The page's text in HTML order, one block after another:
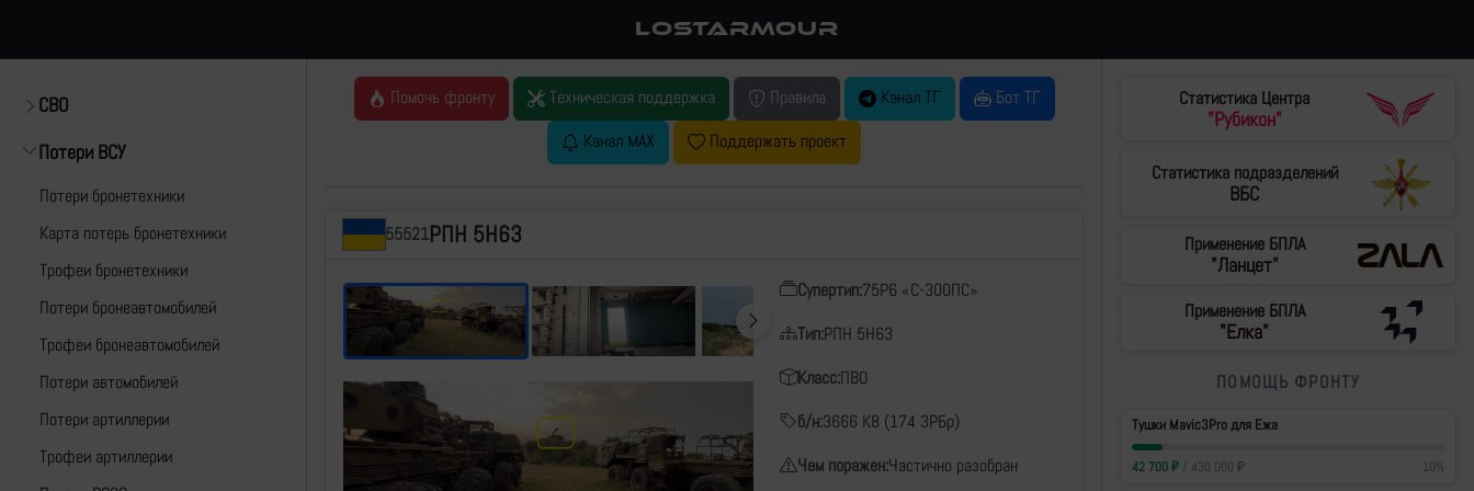
LOSTARMOUR
СВО
Потери ВСУ
Потери бронетехники
Карта потерь бронетехники
Трофеи бронетехники
Потери бронеавтомобилей
Трофеи бронеавтомобилей
Потери автомобилей
Потери артиллерии
Трофеи артиллерии
Помочь фронту Техническая поддержка Правила Канал ТГ
Бот ТГ
Канал MAX
Поддержать проект
55521РПН 5Н63
Супертип:75Р6 «С-300ПС»
Тип:РПН 5Н63
Класс:ПВО
б/н:3666 К8 (174 ЗРБр)
Чем поражен:Частично разобран
Статистика Центра
"Рубикон"
Статистика подразделений
ВБС
Применение БПЛА
"Ланцет"
Применение БПЛА
"Елка"
ПОМОЩЬ ФРОНТУ
Тушки Mavic3Pro для Ежа
42 700₽/ 430 000 ₽ 10%